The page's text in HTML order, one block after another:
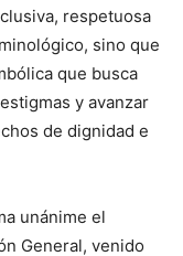
respetuosa
sino que
que busca
y avanzar
de dignidad e
unánime el
General, venido